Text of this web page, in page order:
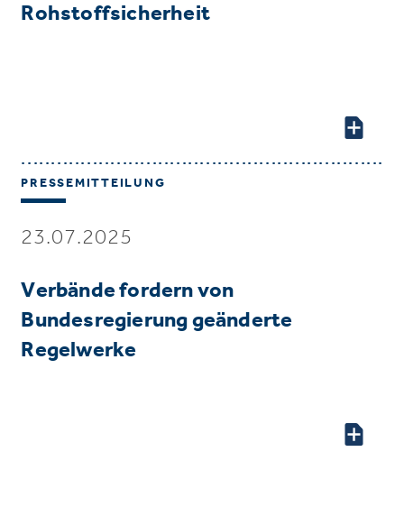
Rohstoffsicherheit
PRESSEMITTEILUNG
23.07.2025
Verbände fordern von
Bundesregierung geänderte
Regelwerke